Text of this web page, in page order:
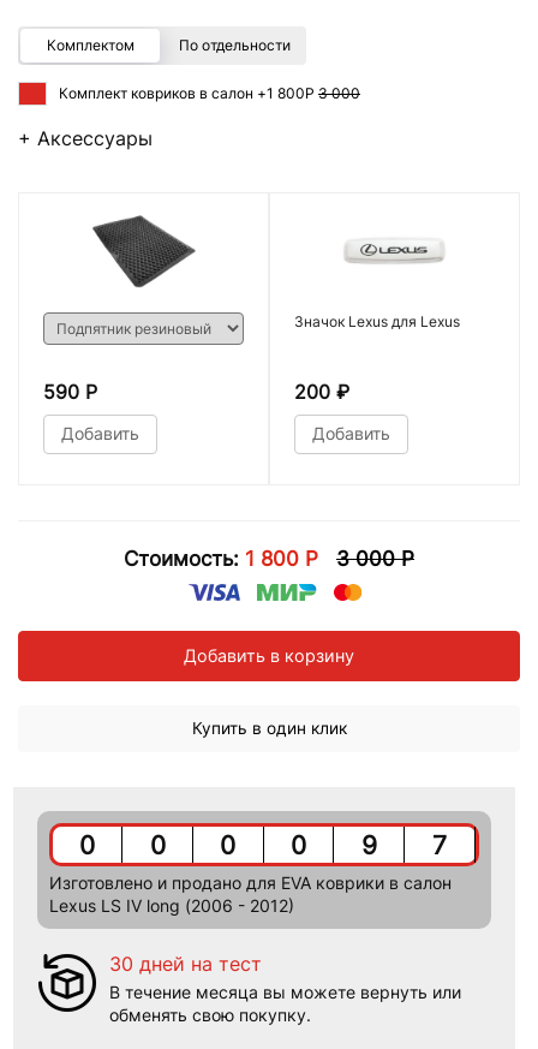
Комплектом По отдельности
Комплект ковриков в салон +1 800Р 3 000
+ Аксессуары
590 Р
Добавить
Значок Lexus для Lexus
200 ₽
Добавить
Стоимость: 1 800 Р 3 000 Р
Добавить в корзину
Купить в один клик
0 0 0 0 9 7
Изготовлено и продано для EVA коврики в салон
Lexus LS IV long (2006 - 2012)
30 дней на тест
В течение месяца вы можете вернуть или
обменять свою покупку.